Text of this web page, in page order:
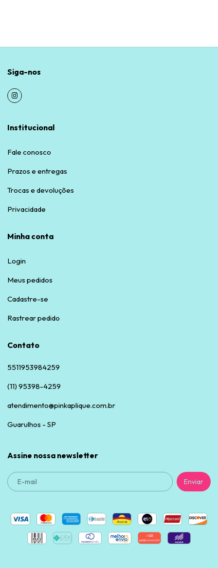
Siga-nos
Institucional
Fale conosco
Prazos e entregas
Trocas e devoluções
Privacidade
Minha conta
Login
Meus pedidos
Cadastre-se
Rastrear pedido
Contato
5511953984259
(11) 95398-4259
atendimento@pinkaplique.com.br
Guarulhos - SP
Assine nossa newsletter